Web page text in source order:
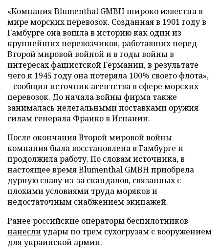
«Компания Blumenthal GMBH широко известна в
мире морских перевозок. Созданная в 1901 году в
Гамбурге она вошла в историю как один из
крупнейших перевозчиков, работавших перед
Второй мировой войной и в годы войны в
интересах фашистской Германии, в результате
чего к 1945 году она потеряла 100% своего флота»,
– сообщил источник агентства в сфере морских
перевозок. До начала войны фирма также
занималась нелегальными поставками оружия
силам генерала Франко в Испании.
После окончания Второй мировой войны
компания была восстановлена в Гамбурге и
продолжила работу. По словам источника, в
настоящее время Blumenthal GMBH приобрела
дурную славу из-за скандалов, связанных с
плохими условиями труда моряков и
недостаточным снабжением экипажей.
Ранее российские операторы беспилотников
нанеслиудары по трем сухогрузам с вооружением
для украинской армии.